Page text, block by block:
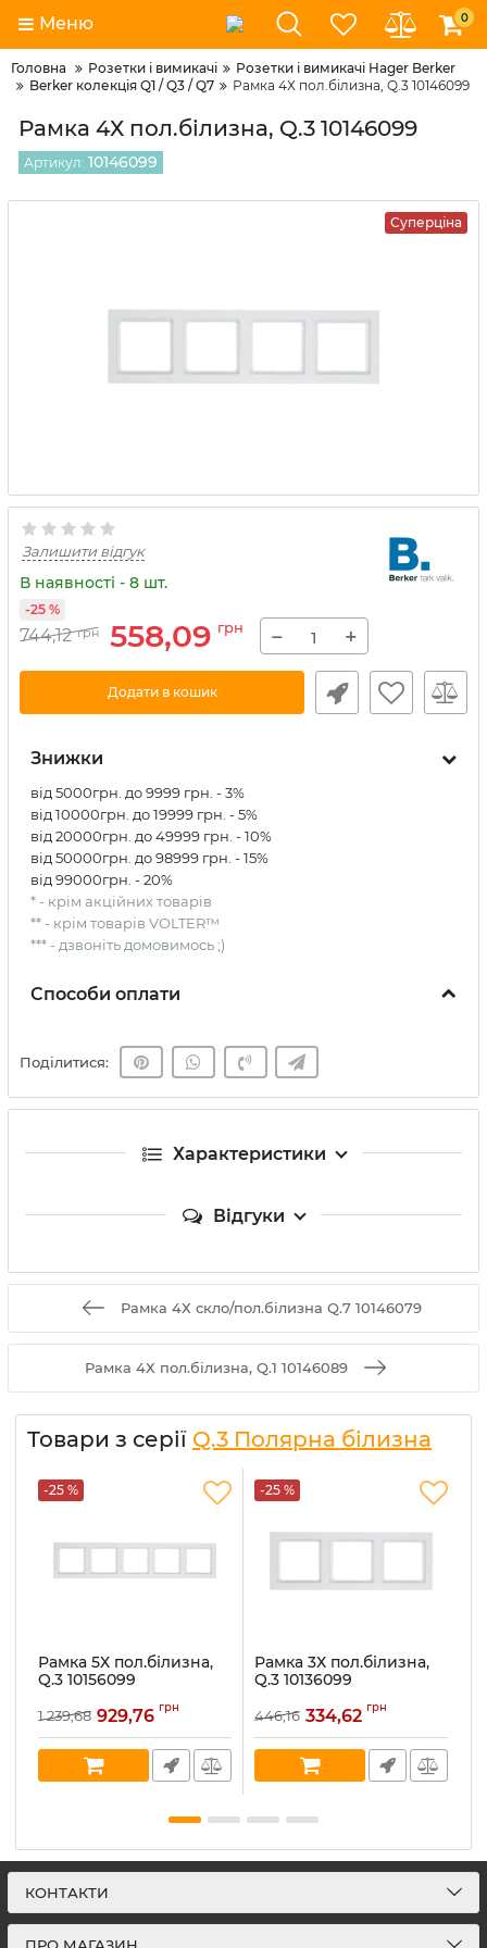
Меню 0
Головна Розетки і вимикачі
Розетки і вимикачі Hager Berker
Berker колекція Q1 / Q3 / Q7
Рамка 4Х пол.білизна, Q.3 10146099
Рамка 4Х пол.білизна, Q.3 10146099
Артикул: 10146099
Суперціна
Залишити відгук
В наявності - 8 шт.
744,12 грн 558,09 грн
-25 %
− +
Додати в кошик
Знижки
від 5000грн. до 9999 грн. - 3%
від 10000грн. до 19999 грн. - 5%
від 20000грн. до 49999 грн. - 10%
від 50000грн. до 98999 грн. - 15%
від 99000грн. - 20%
* - крім акційних товарів
** - крім товарів VOLTER™
*** - дзвоніть домовимось ;)
Способи оплати
Поділитися:
Характеристики
Відгуки
Рамка 4Х скло/пол.білизна Q.7 10146079
Рамка 4Х пол.білизна, Q.1 10146089
Товари з серії Q.3 Полярна білизна
-25 %
Рамка 5Х пол.білизна,
Q.3 10156099
В наявності:4
1 239,68 929,76 грн
-25 %
Рамка 3Х пол.білизна,
Q.3 10136099
В наявності:18
446,16 334,62 грн
КОНТАКТИ